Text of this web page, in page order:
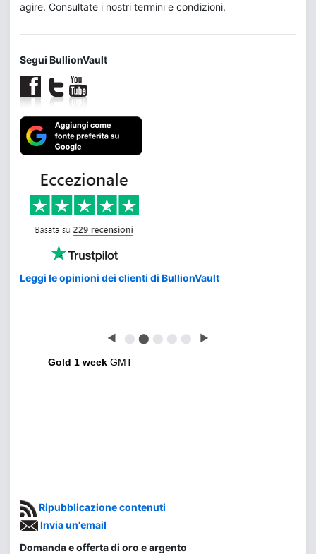
agire. Consultate i nostri termini e condizioni.
Segui BullionVault
Leggi le opinioni dei clienti di BullionVault
◀ ⬤ ⬤ ⬤ ⬤ ⬤ ▶
Gold 1 week GMT
Ripubblicazione contenuti
Invia un'email
Domanda e offerta di oro e argento